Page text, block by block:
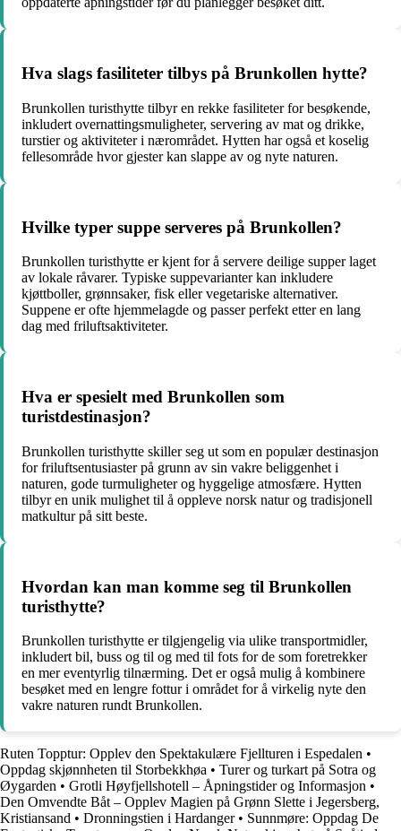
Hva slags fasiliteter tilbys på Brunkollen hytte?
Brunkollen turisthytte tilbyr en rekke fasiliteter for besøkende,
inkludert overnattingsmuligheter, servering av mat og drikke,
turstier og aktiviteter i nærområdet. Hytten har også et koselig
fellesområde hvor gjester kan slappe av og nyte naturen.
Hvilke typer suppe serveres på Brunkollen?
Brunkollen turisthytte er kjent for å servere deilige supper laget
av lokale råvarer. Typiske suppevarianter kan inkludere
kjøttboller, grønnsaker, fisk eller vegetariske alternativer.
Suppene er ofte hjemmelagde og passer perfekt etter en lang
dag med friluftsaktiviteter.
Hva er spesielt med Brunkollen som
turistdestinasjon?
Brunkollen turisthytte skiller seg ut som en populær destinasjon
for friluftsentusiaster på grunn av sin vakre beliggenhet i
naturen, gode turmuligheter og hyggelige atmosfære. Hytten
tilbyr en unik mulighet til å oppleve norsk natur og tradisjonell
matkultur på sitt beste.
Hvordan kan man komme seg til Brunkollen
turisthytte?
Brunkollen turisthytte er tilgjengelig via ulike transportmidler,
inkludert bil, buss og til og med til fots for de som foretrekker
en mer eventyrlig tilnærming. Det er også mulig å kombinere
besøket med en lengre fottur i området for å virkelig nyte den
vakre naturen rundt Brunkollen.
Ruten Topptur: Opplev den Spektakulære Fjellturen i Espedalen •
Oppdag skjønnheten til Storbekkhøa • Turer og turkart på Sotra og
Øygarden • Grotli Høyfjellshotell – Åpningstider og Informasjon •
Den Omvendte Båt – Opplev Magien på Grønn Slette i Jegersberg,
Kristiansand • Dronningstien i Hardanger• Sunnmøre: Oppdag De